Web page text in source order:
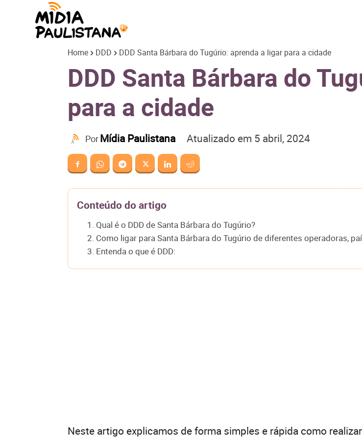
Paulistana
Home DDD DDD Santa Bárbara do Tugúrio: aprenda a ligar para a cidade
DDD Santa Bárbara do
para a cidade
PorMídia Paulistana Atualizado em 5 abril, 2024
Conteúdo do artigo
1. Qual é o DDD de Santa Bárbara do Tugúrio?
2. Como ligar para Santa Bárbara do Tugúrio de diferentes operadoras,
3. Entenda o que é DDD:
Neste artigo explicamos de forma simples e rápida como